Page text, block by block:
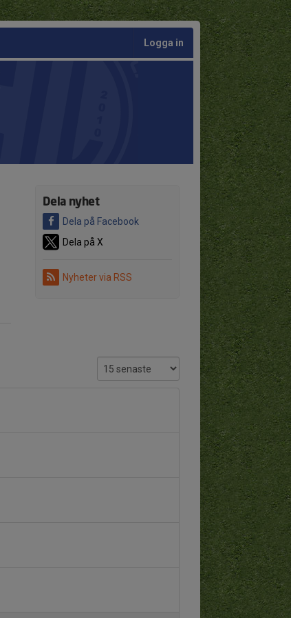
Logga in
Dela nyhet
Dela på Facebook
Dela på X
Nyheter via RSS